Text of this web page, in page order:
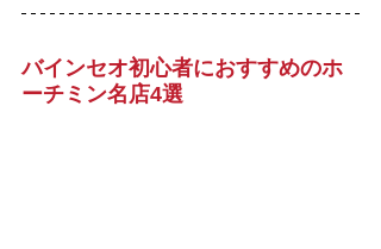
バインセオ初心者におすすめのホ
ーチミン名店4選